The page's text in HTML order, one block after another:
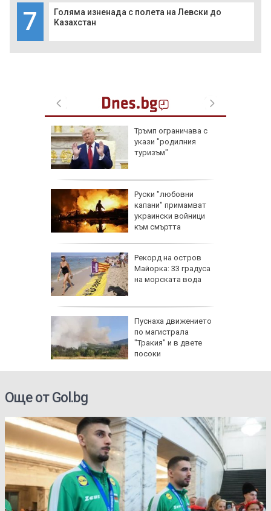
7
Голяма изненада с полета на Левски до
Казахстан
Тръмп ограничава с
укази "родилния
туризъм"
Руски "любовни
капани" примамват
украински войници
към смъртта
Рекорд на остров
Майорка: 33 градуса
на морската вода
Пуснаха движението
по магистрала
"Тракия" и в двете
посоки
Още от Gol.bg